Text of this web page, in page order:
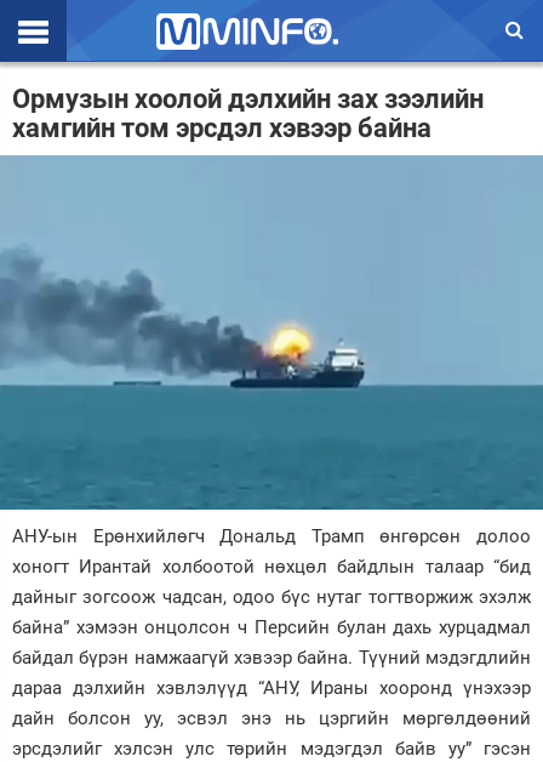
Эхлэл
Цаг агаар
Эдийн засаг
Үзэл бодол
Спорт
Дэлхий
Энтертайнмэнт
Ормузын хоолой дэлхийн зах зээлийн
хамгийн том эрсдэл хэвээр байна
АНУ-ын Ерөнхийлөгч Дональд Трамп өнгөрсөн долоо
хоногт Ирантай холбоотой нөхцөл байдлын талаар “бид
дайныг зогсоож чадсан, одоо бүс нутаг тогтворжиж эхэлж
байна” хэмээн онцолсон ч Персийн булан дахь хурцадмал
байдал бүрэн намжаагүй хэвээр байна. Түүний мэдэгдлийн
дараа дэлхийн хэвлэлүүд “АНУ, Ираны хооронд үнэхээр
дайн болсон уу, эсвэл энэ нь цэргийн мөргөлдөөний
эрсдэлийг хэлсэн улс төрийн мэдэгдэл байв уу” гэсэн